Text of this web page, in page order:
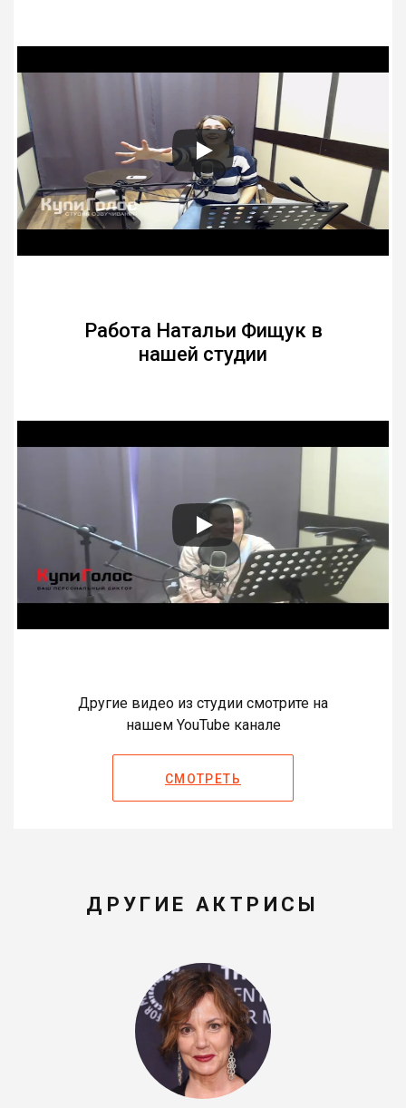
Работа Натальи Фищук в
нашей студии
Другие видео из студии смотрите на
нашем YouTube канале
СМОТРЕТЬ
ДРУГИЕ АКТРИСЫ